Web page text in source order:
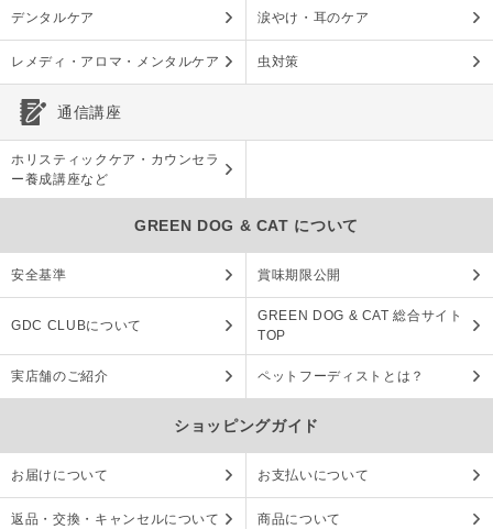
デンタルケア 涙やけ・耳のケア
レメディ・アロマ・メンタルケア 虫対策
通信講座
ホリスティックケア・カウンセラ
ー養成講座など
GREEN DOG & CAT について
安全基準 賞味期限公開
GDC CLUBについて
GREEN DOG & CAT 総合サイト
TOP
実店舗のご紹介 ペットフーディストとは？
ショッピングガイド
お届けについて お支払いについて
返品・交換・キャンセルについて 商品について